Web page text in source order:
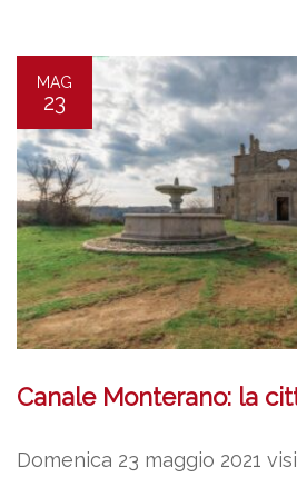
MAG
23
Canale Monterano: la
Domenica 23 maggio 2021